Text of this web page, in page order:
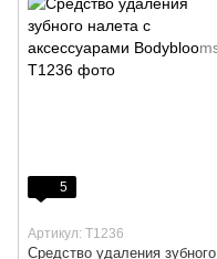
5
Артикул: T1236
Средство удаления зубного